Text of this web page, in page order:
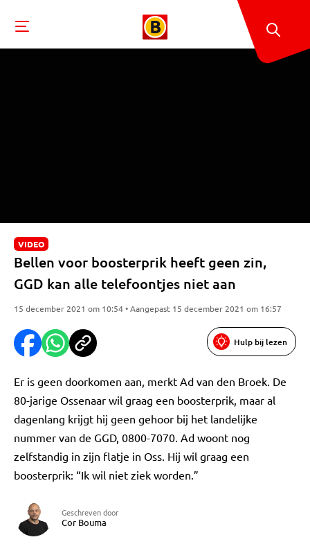
VIDEO
Bellen voor boosterprik heeft geen zin,
GGD kan alle telefoontjes niet aan
15 december 2021 om 10:54 • Aangepast 15 december 2021 om 16:57
Hulp bij lezen
Er is geen doorkomen aan, merkt Ad van den Broek. De
80-jarige Ossenaar wil graag een boosterprik, maar al
dagenlang krijgt hij geen gehoor bij het landelijke
nummer van de GGD, 0800-7070. Ad woont nog
zelfstandig in zijn flatje in Oss. Hij wil graag een
boosterprik: “Ik wil niet ziek worden.”
Geschreven door
Cor Bouma